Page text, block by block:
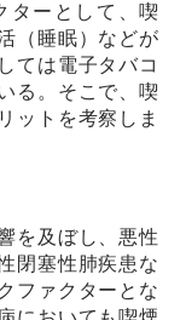
ターとして、喫
（睡眠）などが
ては電子タバコ
る。そこで、喫
ットを考察しま
を及ぼし、悪性
閉塞性肺疾患な
ファクターとな